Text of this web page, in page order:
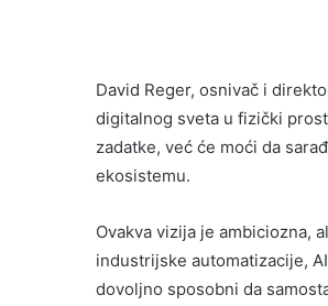
David Reger, osnivač i
digitalnog sveta u fizički
zadatke, već će moći da
ekosistemu.
Ovakva vizija je ambiciozna,
industrijske automatizacije,
dovoljno sposobni da